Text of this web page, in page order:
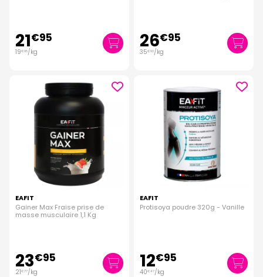
21€95
19€95/kg 26€95
35€93/kg
EAFIT
Gainer Max Fraise prise de
masse musculaire 1,1 Kg
23€95
21€77/kg
EAFIT
Protisoya poudre 320g - Vanille
12€95
40€47/kg